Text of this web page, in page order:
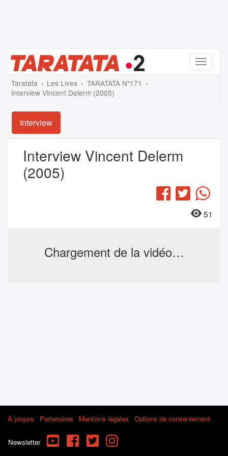
Menu
Taratata Les Lives
TARATATA N°171
Interview Vincent Delerm (2005)
Interview
Interview Vincent Delerm
(2005)
Facebook
Twitter
51
Chargement de la vidéo…
À propos Partenaires Mentions légales Options de consentement
Newsletter YouTube FacebookTwitterInstagram